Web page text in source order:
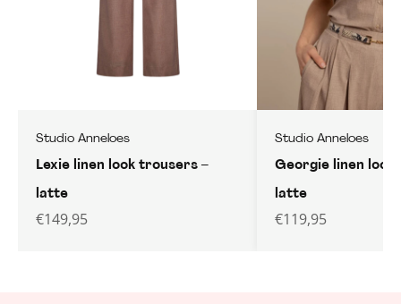
Studio Anneloes
Lexie linen look trousers –
latte
€149,95
Studio Anneloes
Georgie linen look
latte
€119,95